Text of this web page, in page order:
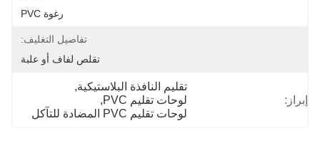
رغوة PVC
تفاصيل التغليف:
تقلص لفاف أو علبة
إبراز:
تقليم النافذة البلاستيكية,
لوحات تقليم PVC
,
لوحات تقليم PVC المضادة للتآكل